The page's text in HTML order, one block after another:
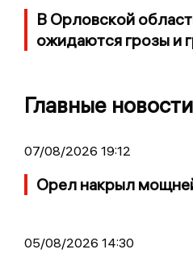
В Орловской
ожидаются грозы и
Главные новости
07/08/2026 19:12
Орел накрыл
05/08/2026 14:30